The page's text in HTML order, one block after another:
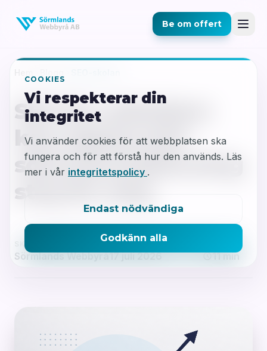
Be om offert
Hem
SEO för nybörjare:
kom igång med
sökmotoroptimering
SKRIVEN AV
Sörmlands Webbyrå
SENAST UPPDATERAD
17 juli 2026 11 min
COOKIES
Vi respekterar din
integritet
Vi använder cookies för att webbplatsen ska
fungera och för att förstå hur den används. Läs
mer i vår integritetspolicy .
Endast nödvändiga
Godkänn alla